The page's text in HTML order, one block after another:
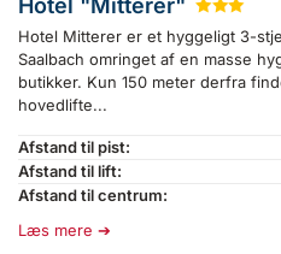
★★
Hotel Mitterer er et hyggeligt 3-
Saalbach omringet af en masse
butikker. Kun 150 meter derfra
hovedlifte...
Afstand til pist:
Afstand til lift:
Afstand til centrum:
Læs mere